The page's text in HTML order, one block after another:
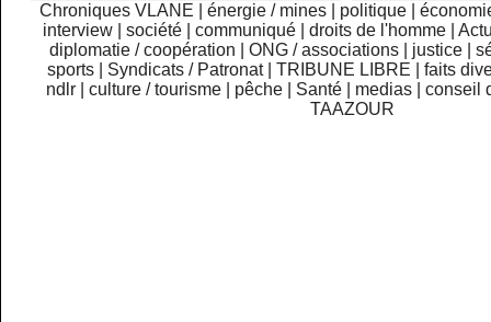
Chroniques VLANE énergie / mines politique
interview
|société |communiqué |droits de l'homme |
diplomatie / coopération
ONG / associations justice
sports
Syndicats / Patronat TRIBUNE LIBRE
faits
ndlr
|culture / tourisme pêche Santé medias |conseil
TAAZOUR